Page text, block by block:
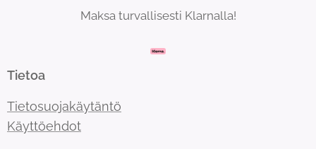
Maksa turvallisesti Klarnalla!
Tietoa
Tietosuojakäytäntö
Käyttöehdot